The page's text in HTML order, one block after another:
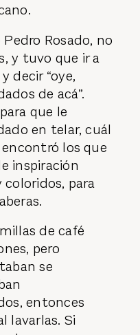
Rosado, no
y tuvo que ir a
decir “oye,
de acá”.
que le
en telar, cuál
los que
inspiración
coloridos, para
de café
pero
se
entonces
lavarlas. Si